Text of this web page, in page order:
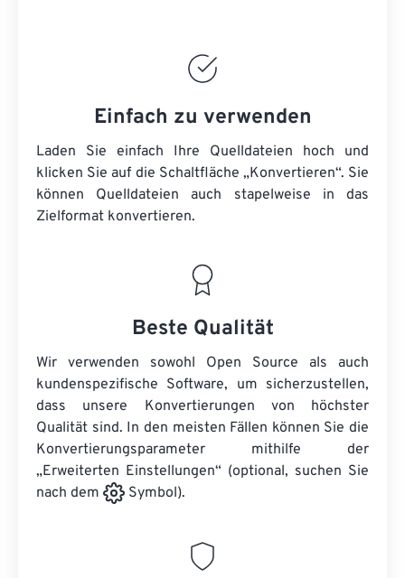
Einfach zu verwenden
Laden Sie einfach Ihre Quelldateien hoch und
klicken Sie auf die Schaltfläche „Konvertieren“. Sie
können Quelldateien auch stapelweise in das
Zielformat konvertieren.
Beste Qualität
Wir verwenden sowohl Open Source als auch
kundenspezifische Software, um sicherzustellen,
dass unsere Konvertierungen von höchster
Qualität sind. In den meisten Fällen können Sie die
Konvertierungsparameter mithilfe der
„Erweiterten Einstellungen“ (optional, suchen Sie
nach dem
Symbol).